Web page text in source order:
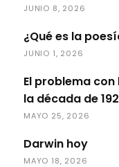
JUNIO 8, 2026
¿Qué es la
JUNIO 1, 2026
El problema
la década de
MAYO 25, 2026
Darwin hoy
MAYO 18, 2026